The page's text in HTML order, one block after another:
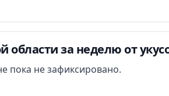
области за неделю от
пока не зафиксировано.